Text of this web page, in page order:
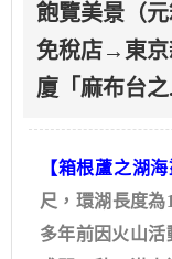
飽覽美景（
免稅店→東京
廈「麻布台
【箱根蘆之湖
尺，環湖長度為
多年前因火山